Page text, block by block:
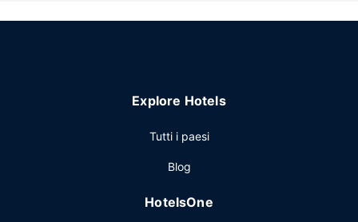
una TV nelle aree comuni.
Concludi la giornata in bellezza con il tuo drink preferito!
fantastico. La colazione a base di specialità locali è
Explore Hotels
Tutti i paesi
Blog
HotelsOne